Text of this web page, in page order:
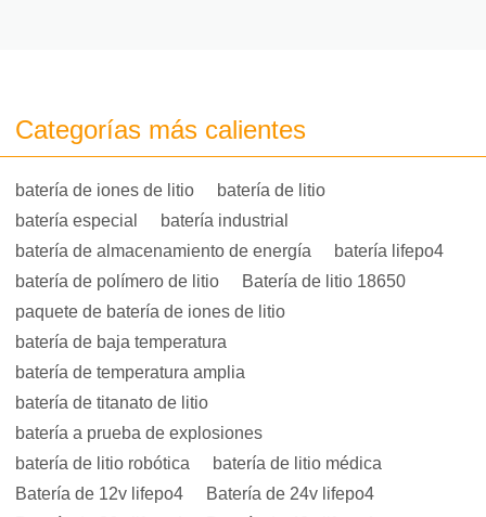
Categorías más calientes
batería de iones de litio
batería de litio
batería especial
batería industrial
batería de almacenamiento de energía
batería lifepo4
batería de polímero de litio
Batería de litio 18650
paquete de batería de iones de litio
batería de baja temperatura
batería de temperatura amplia
batería de titanato de litio
batería a prueba de explosiones
batería de litio robótica
batería de litio médica
Batería de 12v lifepo4
Batería de 24v lifepo4